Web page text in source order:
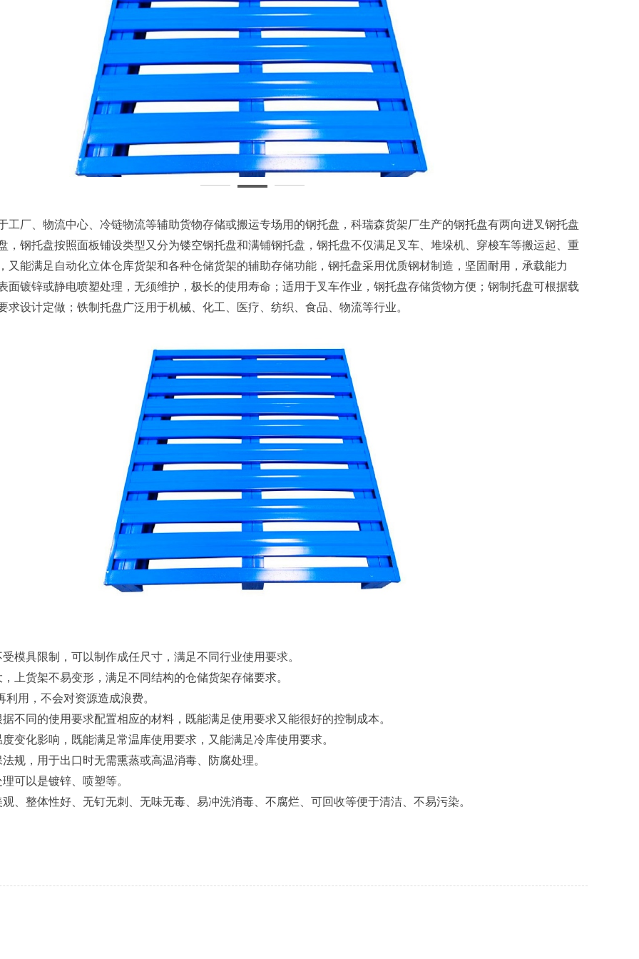
工厂、物流中心、冷链物流等辅助货物存储或搬运专场用的钢托盘，科瑞森货架厂生产的钢托盘有两向进叉钢托盘
，钢托盘按照面板铺设类型又分为镂空钢托盘和满铺钢托盘，钢托盘不仅满足叉车、堆垛机、穿梭车等搬运起、重
又能满足自动化立体仓库货架和各种仓储货架的辅助存储功能，钢托盘采用优质钢材制造，坚固耐用，承载能力
面镀锌或静电喷塑处理，无须维护，极长的使用寿命；适用于叉车作业，钢托盘存储货物方便；钢制托盘可根据载
求设计定做；铁制托盘广泛用于机械、化工、医疗、纺织、食品、物流等行业。
模具限制，可以制作成任尺寸，满足不同行业使用要求。
上货架不易变形，满足不同结构的仓储货架存储要求。
利用，不会对资源造成浪费。
不同的使用要求配置相应的材料，既能满足使用要求又能很好的控制成本。
变化影响，既能满足常温库使用要求，又能满足冷库使用要求。
规，用于出口时无需熏蒸或高温消毒、防腐处理。
可以是镀锌、喷塑等。
、整体性好、无钉无刺、无味无毒、易冲洗消毒、不腐烂、可回收等便于清洁、不易污染。